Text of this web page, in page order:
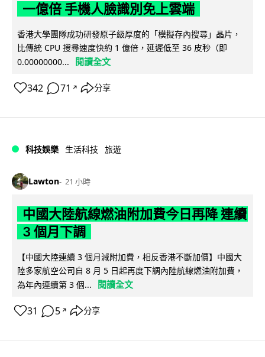
一億倍 手機人臉識別免上雲端
香港大學團隊成功研發原子級厚度的「模擬存內搜尋」晶片，
比傳統 CPU 搜尋速度快約 1 億倍，延遲低至 36 皮秒（即
0.00000000...
閱讀全文
342 71 ↗ 分享
科技娛樂 生活科技 旅遊
Lawton 21 小時
中國大陸航線燃油附加費今日再降 連續
3 個月下調
【中國大陸連續 3 個月減附加費，相反香港不斷加價】中國大
陸多家航空公司自 8 月 5 日起再度下調內陸航線燃油附加費，
為年內連續第 3 個...
閱讀全文
31 5 ↗ 分享